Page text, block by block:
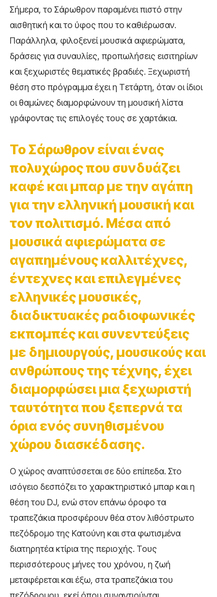
Σήμερα, το Σάρωθρον παραμένει πιστό στην
αισθητική και το ύφος που το καθιέρωσαν.
Παράλληλα, φιλοξενεί μουσικά αφιερώματα,
δράσεις για συναυλίες, προπωλήσεις εισιτηρίων
και ξεχωριστές θεματικές βραδιές. Ξεχωριστή
θέση στο πρόγραμμα έχει η Τετάρτη, όταν οι ίδιοι
οι θαμώνες διαμορφώνουν τη μουσική λίστα
γράφοντας τις επιλογές τους σε χαρτάκια.
Το Σάρωθρον είναι ένας
πολυχώρος που συνδυάζει
καφέ και μπαρ με την αγάπη
για την ελληνική μουσική και
τον πολιτισμό. Μέσα από
μουσικά αφιερώματα σε
αγαπημένους καλλιτέχνες,
έντεχνες και επιλεγμένες
ελληνικές μουσικές,
διαδικτυακές ραδιοφωνικές
εκπομπές και συνεντεύξεις
με δημιουργούς, μουσικούς και
ανθρώπους της τέχνης, έχει
διαμορφώσει μια ξεχωριστή
ταυτότητα που ξεπερνά τα
όρια ενός συνηθισμένου
χώρου διασκέδασης.
Ο χώρος αναπτύσσεται σε δύο επίπεδα. Στο
ισόγειο δεσπόζει το χαρακτηριστικό μπαρ και η
θέση του DJ, ενώ στον επάνω όροφο τα
τραπεζάκια προσφέρουν θέα στον λιθόστρωτο
πεζόδρομο της Κατούνη και στα φωτισμένα
διατηρητέα κτίρια της περιοχής. Τους
περισσότερους μήνες του χρόνου, η ζωή
μεταφέρεται και έξω, στα τραπεζάκια του